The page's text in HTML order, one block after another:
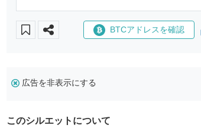
BTCアドレスを確認
広告を非表示にする
このシルエットについて